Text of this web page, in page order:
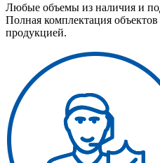
Любые объемы из наличия и
Полная комплектация объектов
продукцией.